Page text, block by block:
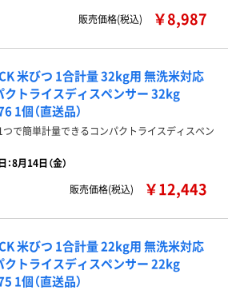
販売価格(税込)
￥8,987
米びつ 1合計量 32kg用 無洗米対応
クトライスディスペンサー 32kg
1個（直送品）
つで簡単計量できるコンパクトライスディスペン
8月14日（金）
販売価格(税込)
￥12,443
米びつ 1合計量 22kg用 無洗米対応
クトライスディスペンサー 22kg
1個（直送品）